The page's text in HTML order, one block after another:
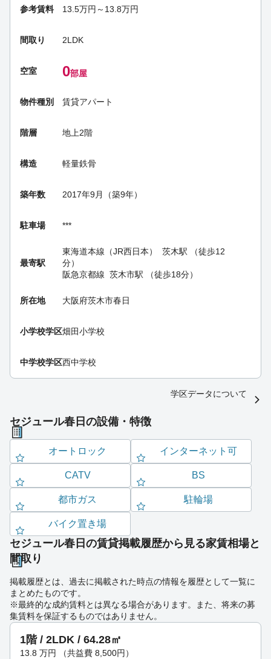
参考賃料 13.5万円～ 13.8万円
間取り 2LDK
空室 0部屋
物件種別 賃貸アパート
階層 地上2階
構造 軽量鉄骨
築年数 2017年9月（築9年）
駐車場 ***
最寄駅
東海道本線（JR西日本） 茨木駅 （徒歩12
分）
阪急京都線 茨木市駅 （徒歩18分）
所在地 大阪府茨木市春日
小学校学区畑田小学校
中学校学区西中学校
学区データについて
セジュール春日の設備・特徴
オートロック インターネット可
CATV BS
都市ガス 駐輪場
バイク置き場
セジュール春日の賃貸掲載履歴から見る家賃相場と
間取り
掲載履歴とは、過去に掲載された時点の情報を履歴として一覧に
まとめたものです。
※最終的な成約賃料とは異なる場合があります。また、将来の募
集賃料を保証するものではありません。
1階 / 2LDK / 64.28㎡
13.8 万円
（共益費 8,500円）